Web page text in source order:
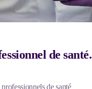
de santé.
de santé